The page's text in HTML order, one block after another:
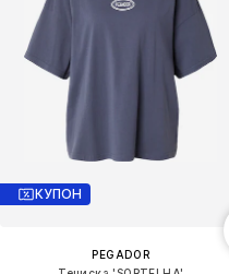
КУПОН
PEGADOR